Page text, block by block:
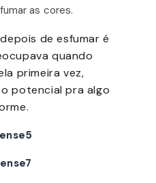
as cores.
de esfumar é
quando
primeira vez,
potencial pra algo